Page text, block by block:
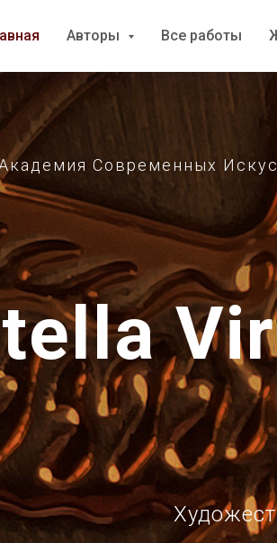
Авторы Все работы
Авторы Все работы
Современных